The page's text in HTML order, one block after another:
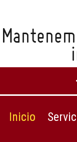
Inicio